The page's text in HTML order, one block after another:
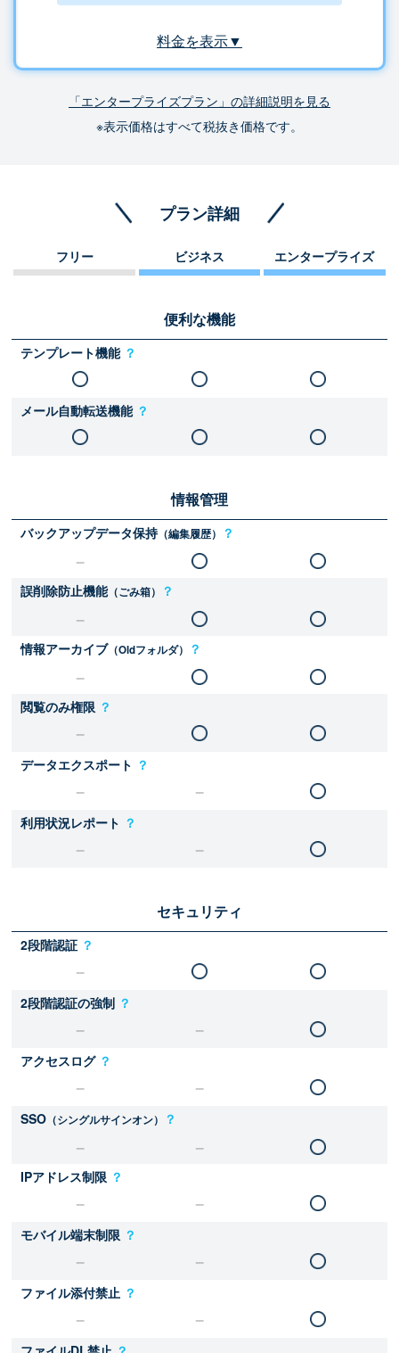
料金を表示▼
「エンタープライズプラン」の詳細説明を見る
※表示価格はすべて税抜き価格です。
プラン詳細
フリー ビジネス エンタープライズ
便利な機能
テンプレート機能 ？
メール自動転送機能 ？
情報管理
バックアップデータ保持（編集履歴） ？
誤削除防止機能（ごみ箱） ？
情報アーカイブ（Oldフォルダ） ？
閲覧のみ権限 ？
データエクスポート ？
利用状況レポート ？
セキュリティ
2段階認証 ？
2段階認証の強制 ？
アクセスログ ？
SSO （シングルサインオン） ？
IPアドレス制限 ？
モバイル端末制限 ？
ファイル添付禁止 ？